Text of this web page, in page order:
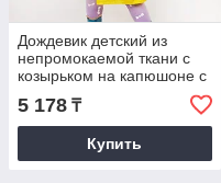
Дождевик детский из
непромокаемой ткани с
козырьком на капюшоне с
рюкзака YH868 розовый
5 178 ₸
Купить